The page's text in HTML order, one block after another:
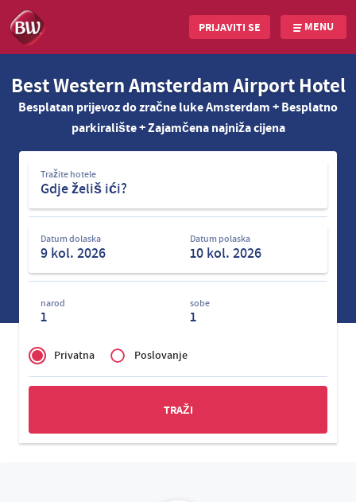
main
PRIJAVITI SE MENU
Best Western Amsterdam Airport Hotel
Besplatan prijevoz do zračne luke Amsterdam + Besplatno
parkiralište + Zajamčena najniža cijena
Tražite
hotele
Tražite hotele
Datum dolaska Datum polaska
narod
1
sobe
1
of
Zakelijk
Privatna Poslovanje